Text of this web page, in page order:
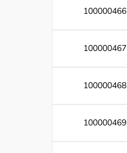
100000466
100000467
100000468
100000469